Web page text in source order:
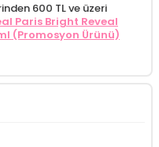
600 TL ve üzeri
Paris Bright Reveal
(Promosyon Ürünü)